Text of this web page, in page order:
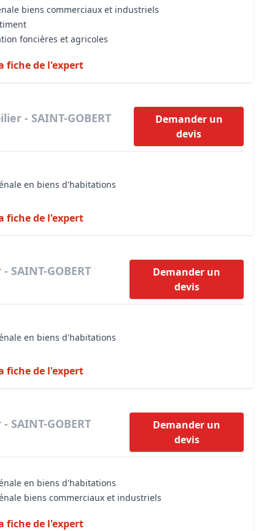
biens commerciaux et industriels
foncières et agricoles
fiche de l'expert
- SAINT-GOBERT
Demander un
devis
en biens d'habitations
fiche de l'expert
GOBERT
Demander un
devis
en biens d'habitations
fiche de l'expert
GOBERT
Demander un
devis
en biens d'habitations
biens commerciaux et industriels
fiche de l'expert